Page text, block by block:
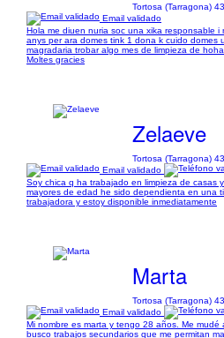
Tortosa (Tarragona)
Email validado
Hola me diuen nuria soc una xika responsable
anys per ara domes tink 1 dona k cuido domes
magradaria trobar algo mes de limpieza de
Moltes gracies
Zelaeve
Tortosa (Tarragona)
Email validado
Soy chica q ha trabajado en limpieza de casas
mayores de edad he sido dependienta en una
trabajadora y estoy disponible inmediatamente
Marta
Tortosa (Tarragona)
Email validado
Mi nombre es marta y tengo 28 años. Me
busco trabajos secundarios que me permitan